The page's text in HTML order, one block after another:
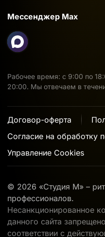
Мессенджер Max
Рабочее время: с 9:00 по
20:00. Мы отвечаем в
Договор-оферта
Согласие на обработку
Управление Cookies
© 2026 «Студия М» –
профессионалов.
Несанкционированное
данного сайта
соответствии с